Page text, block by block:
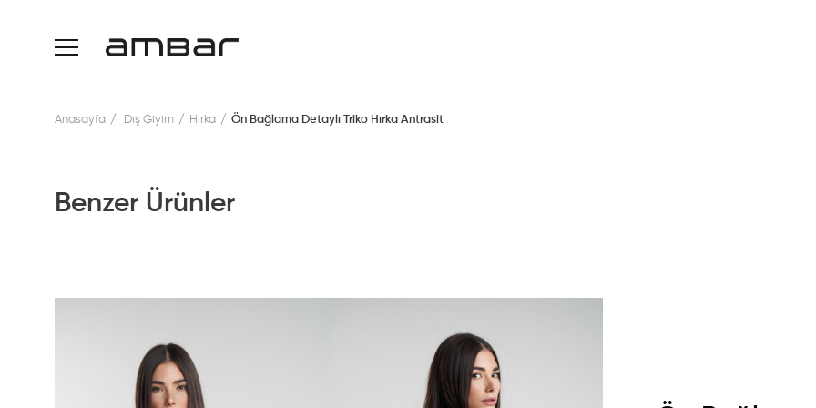
Anasayfa Dış Giyim Hırka Ön Bağlama Detaylı Triko Hırka Antrasit
Benzer Ürünler